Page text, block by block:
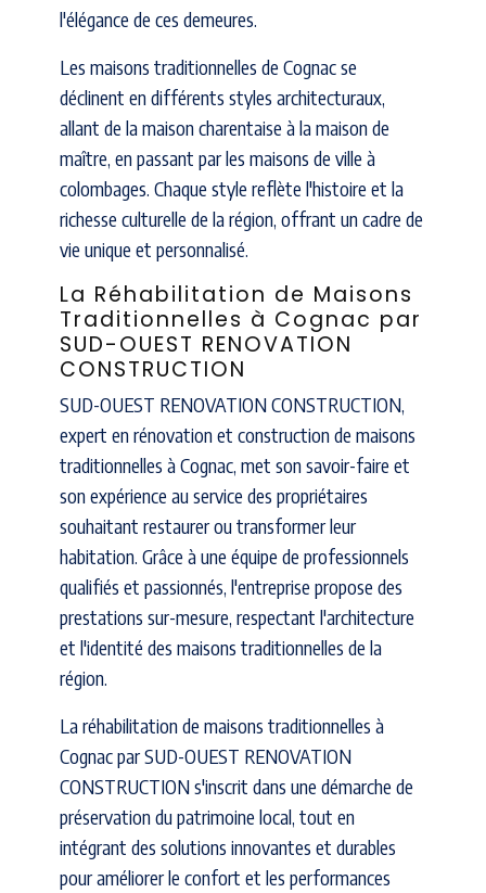
l'élégance de ces demeures.
Les maisons traditionnelles de Cognac se
déclinent en différents styles architecturaux,
allant de la maison charentaise à la maison de
maître, en passant par les maisons de ville à
colombages. Chaque style reflète l'histoire et la
richesse culturelle de la région, offrant un cadre de
vie unique et personnalisé.
La Réhabilitation de Maisons
Traditionnelles à Cognac par
SUD-OUEST RENOVATION
CONSTRUCTION
SUD-OUEST RENOVATION CONSTRUCTION,
expert en rénovation et construction de maisons
traditionnelles à Cognac, met son savoir-faire et
son expérience au service des propriétaires
souhaitant restaurer ou transformer leur
habitation. Grâce à une équipe de professionnels
qualifiés et passionnés, l'entreprise propose des
prestations sur-mesure, respectant l'architecture
et l'identité des maisons traditionnelles de la
région.
La réhabilitation de maisons traditionnelles à
Cognac par SUD-OUEST RENOVATION
CONSTRUCTION s'inscrit dans une démarche de
préservation du patrimoine local, tout en
intégrant des solutions innovantes et durables
pour améliorer le confort et les performances